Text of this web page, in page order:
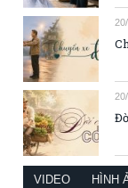
VIDEO HÌNH